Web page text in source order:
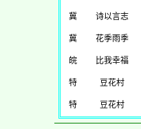
冀 诗以言志
冀 花季雨季
皖 比我幸福
特 豆花村
特 豆花村